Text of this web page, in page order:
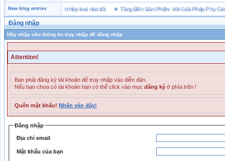
New blog entries
hộ lót Kevlar và lót thép loại nào tốt♥ Tăng Bền Sản Phẩm Với Giải Pháp Phụ Gia
Đăng nhập
Hãy nhập vào thông tin truy nhập để đăng nhập
Attention!
Bạn phải đăng ký tài khoản để truy nhập vào diễn đàn.
Nếu bạn chưa có tài khoản bạn có thể click vào mục đăng ký ở phía trên !
Quên mật khẩu! Nhấn vào đây!
Đăng nhập
Địa chỉ email
Mật khẩu của bạn